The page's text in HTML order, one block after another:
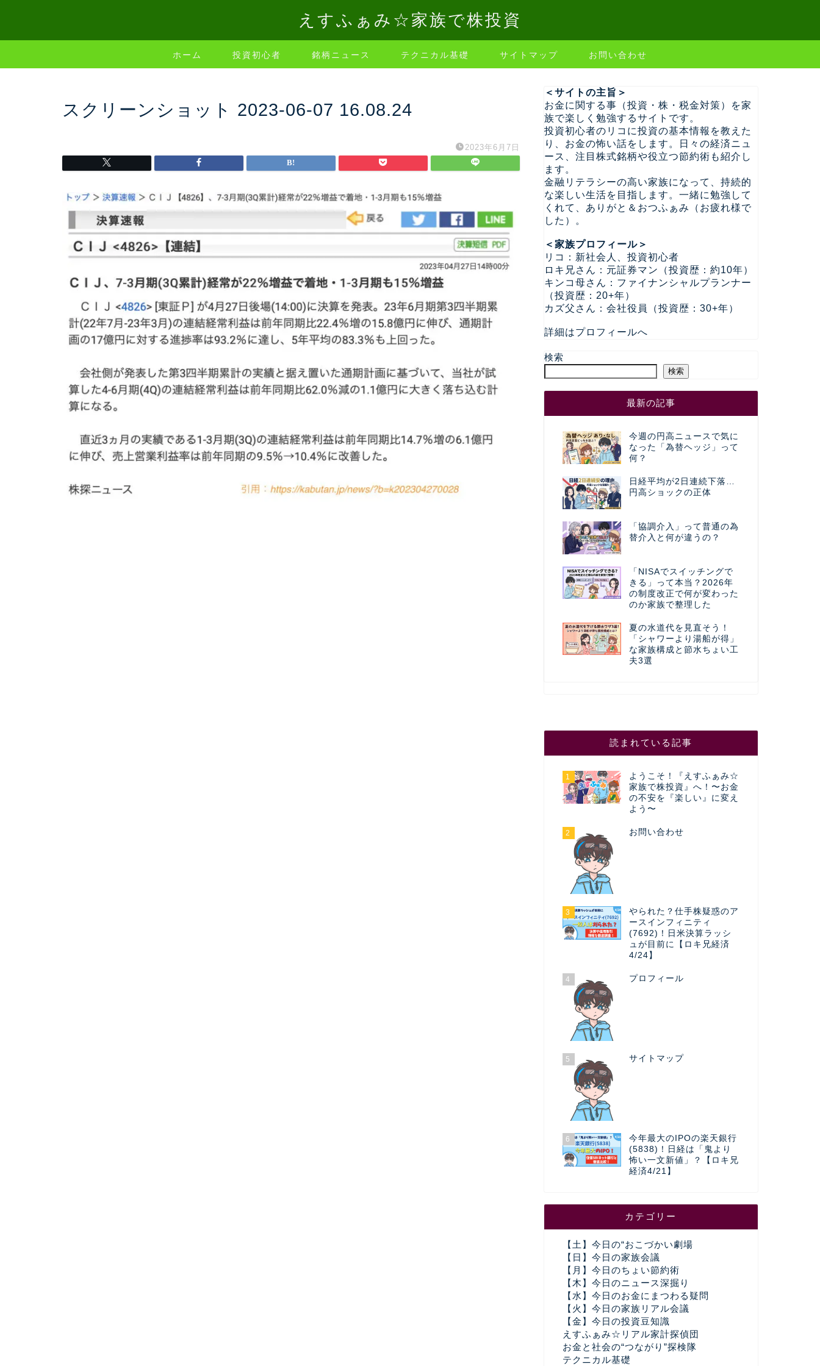
えすふぁみ☆家族で株投資
ホーム 投資初心者 銘柄ニュース テクニカル基礎 サイトマップ お問い合わせ
スクリーンショット 2023-06-07 16.08.24
2023年6月7日
＜サイトの主旨＞
お金に関する事（投資・株・税金対策）を家
族で楽しく勉強するサイトです。
投資初心者のリコに投資の基本情報を教えた
り、お金の怖い話をします。日々の経済ニュ
ース、注目株式銘柄や役立つ節約術も紹介し
ます。
金融リテラシーの高い家族になって、持続的
な楽しい生活を目指します。一緒に勉強して
くれて、ありがと＆おつふぁみ（お疲れ様で
した）。
＜家族プロフィール＞
リコ：新社会人、投資初心者
ロキ兄さん：元証券マン（投資歴：約10年）
キンコ母さん：ファイナンシャルプランナー
（投資歴：20+年）
カズ父さん：会社役員（投資歴：30+年）
詳細はプロフィールへ
検索
検索
最新の記事
今週の円高ニュースで気に
なった「為替ヘッジ」って
何？
日経平均が2日連続下落…
円高ショックの正体
「協調介入」って普通の為
替介入と何が違うの？
「NISAでスイッチングで
きる」って本当？2026年
の制度改正で何が変わった
のか家族で整理した
夏の水道代を見直そう！
「シャワーより湯船が得」
な家族構成と節水ちょい工
夫3選
読まれている記事
1
ようこそ！『えすふぁみ☆
家族で株投資』へ！〜お金
の不安を『楽しい』に変え
よう〜
2 お問い合わせ
3
やられた？仕手株疑惑のア
ースインフィニティ
(7692)！日米決算ラッシ
ュが目前に【ロキ兄経済
4/24】
4 プロフィール
5 サイトマップ
6
今年最大のIPOの楽天銀行
(5838)！日経は「鬼より
怖い一文新値」？【ロキ兄
経済4/21】
カテゴリー
【土】今日の“おこづかい劇場
【日】今日の家族会議
【月】今日のちょい節約術
【木】今日のニュース深掘り
【水】今日のお金にまつわる疑問
【火】今日の家族リアル会議
【金】今日の投資豆知識
えすふぁみ☆リアル家計探偵団
お金と社会の“つながり”探検隊
テクニカル基礎